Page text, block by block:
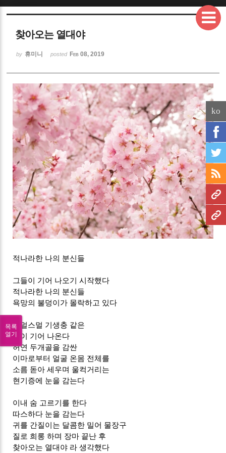
찾아오는 열대야
by 휴미니 posted Feb 08, 2019
적나라한 나의 분신들
그들이 기어 나오기 시작했다
적나라한 나의 분신들
욕망의 불덩이가 몰락하고 있다
스멀스멀 기생충 같은
땀이 기어 나온다
허연 두개골을 감싼
이마로부터 얼굴 온몸 전체를
소름 돋아 세우며 울컥거리는
현기증에 눈을 감는다
이내 숨 고르기를 한다
따스하다 눈을 감는다
귀를 간질이는 달콤한 밀어 물장구
질로 희롱 하며 장마 끝난 후
찾아오는 열대야 라 생각했다
목록
열기
ko
Sketchbook5, 스케치북5
Sketchbook5, 스케치북5